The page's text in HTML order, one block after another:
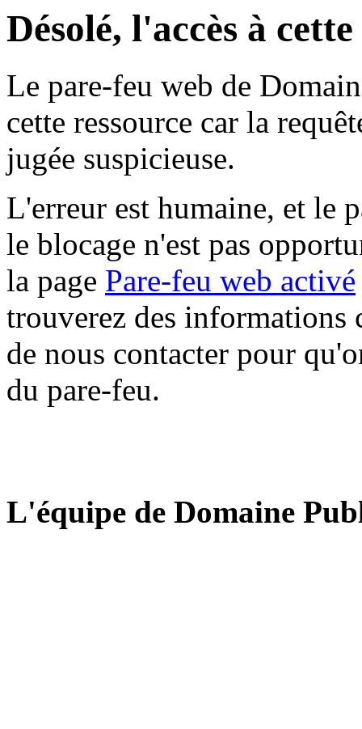
Désolé, l'accès à
Le pare-feu web de
cette ressource car la
jugée suspicieuse.
L'erreur est humaine, et le
le blocage n'est pas
la page Pare-feu web activé
trouverez des informations
de nous contacter pour
du pare-feu.
L'équipe de Domaine